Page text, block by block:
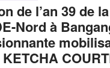
de l’an 39 de
Nord à